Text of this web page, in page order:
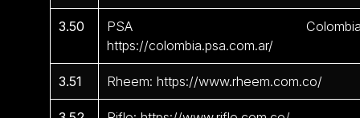
3.50
PSA
https://colombia.psa.com.ar/
3.51 Rheem: https://www.rheem.com.co/